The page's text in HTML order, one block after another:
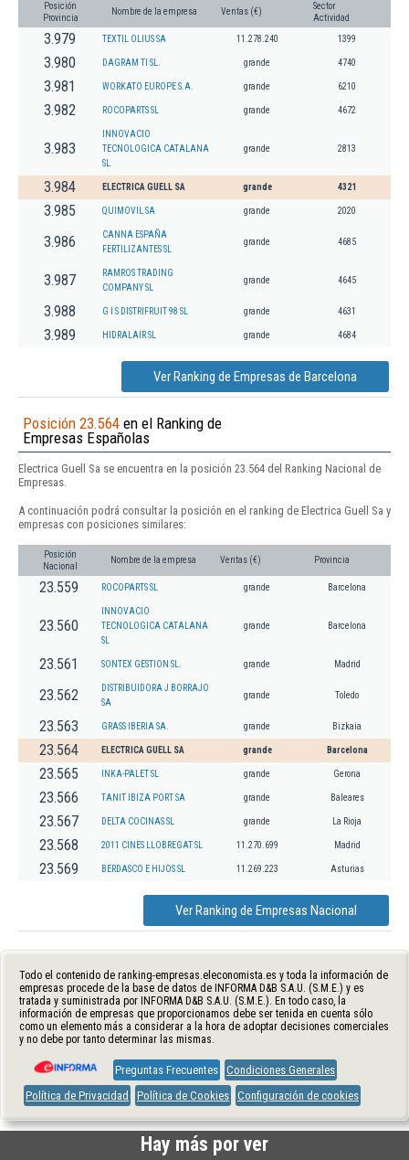
Posición
Provincia
Nombre de la empresa Ventas (€)
Sector
Actividad
3.979 TEXTIL OLIUS SA 11.278.240 1399
3.980 DAGRAM TI SL. grande 4740
3.981 WORKATO EUROPE S.A. grande 6210
3.982 ROCOPARTS SL grande 4672
3.983
INNOVACIO
TECNOLOGICA CATALANA
SL
grande 2813
3.984 ELECTRICA GUELL SA grande 4321
3.985 QUIMOVIL SA grande 2020
3.986
CANNA ESPAÑA
FERTILIZANTES SL
grande 4685
3.987
RAMROS TRADING
COMPANY SL
grande 4645
3.988 G I S DISTRIFRUIT 98 SL grande 4631
3.989 HIDRALAIR SL grande 4684
Ver Ranking de Empresas de Barcelona
Posición 23.564 en el Ranking de
Empresas Españolas
Electrica Guell Sa se encuentra en la posición 23.564 del Ranking Nacional de
Empresas.
A continuación podrá consultar la posición en el ranking de Electrica Guell Sa y
empresas con posiciones similares:
Posición
Nacional
Nombre de la empresa Ventas (€) Provincia
23.559 ROCOPARTS SL grande Barcelona
23.560
INNOVACIO
TECNOLOGICA CATALANA
SL
grande Barcelona
23.561 SONTEX GESTION SL. grande Madrid
23.562
DISTRIBUIDORA J BORRAJO
SA
grande Toledo
23.563 GRASS IBERIA SA. grande Bizkaia
23.564 ELECTRICA GUELL SA grande Barcelona
23.565 INKA-PALET SL grande Gerona
23.566 TANIT IBIZA PORT SA grande Baleares
23.567 DELTA COCINAS SL grande La Rioja
23.568 2011 CINES LLOBREGAT SL 11.270.699 Madrid
23.569 BERDASCO E HIJOS SL 11.269.223 Asturias
Ver Ranking de Empresas Nacional
Todo el contenido de ranking-empresas.eleconomista.es y toda la información de
empresas procede de la base de datos de INFORMA D&B S.A.U. (S.M.E.) y es
tratada y suministrada por INFORMA D&B S.A.U. (S.M.E.). En todo caso, la
información de empresas que proporcionamos debe ser tenida en cuenta sólo
como un elemento más a considerar a la hora de adoptar decisiones comerciales
y no debe por tanto determinar las mismas.
Preguntas Frecuentes Condiciones Generales
Política de Privacidad
Política de Cookies Configuración de cookies
Hay más por ver